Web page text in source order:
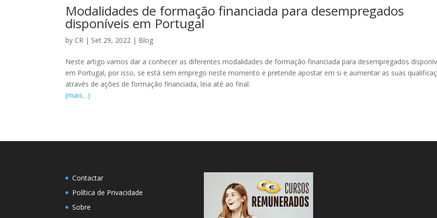
Modalidades de formação financiada para desempregados
disponíveis em Portugal
by CR | Set 29, 2022 | Blog
Neste artigo vamos dar a conhecer as diferentes modalidades de formação financiada para desempregados
em Portugal, por isso, se está sem emprego neste momento e pretende apostar em si e aumentar as suas
através de ações de formação financiada, leia até ao final.
(mais…)
Contactar
Política de Privacidade
Sobre